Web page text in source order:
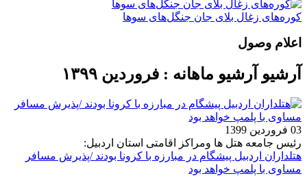
کوره‌های زغال بلای جان جنگل‌های سوها
اعلام وصول
آرشیو آرشیو ماهانه : فروردین ۱۳۹۹
03 فروردین 1399
رئیس جامعه هتل ها ومراکز اقامتی استان اردبیل:
هتلداران اردبیل پیشگام در مبارزه با کرونا بودند /پذیرش مسافر
مساوی با پلمپ خواهد بود